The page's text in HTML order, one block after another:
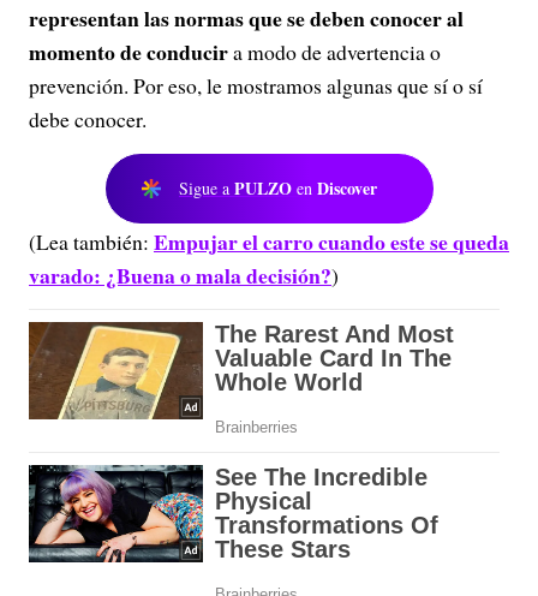
representan las normas que se deben conocer al
momento de conducira modo de advertencia o
prevención. Por eso, le mostramos algunas que sí o sí
debe conocer.
Sigue a PULZO en Discover
(Lea también: Empujar el carro cuando este se queda
varado: ¿Buena o mala decisión?)